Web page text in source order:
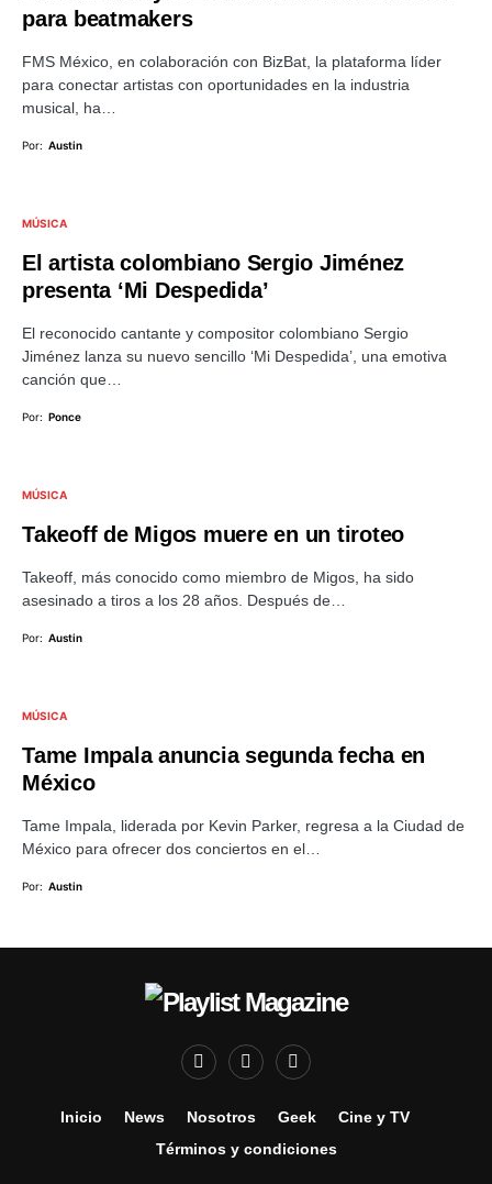
para beatmakers
FMS México, en colaboración con BizBat, la plataforma líder
para conectar artistas con oportunidades en la industria
musical, ha…
Por: Austin
MÚSICA
El artista colombiano Sergio Jiménez
presenta ‘Mi Despedida’
El reconocido cantante y compositor colombiano Sergio
Jiménez lanza su nuevo sencillo ‘Mi Despedida’, una emotiva
canción que…
Por: Ponce
MÚSICA
Takeoff de Migos muere en un tiroteo
Takeoff, más conocido como miembro de Migos, ha sido
asesinado a tiros a los 28 años. Después de…
Por: Austin
MÚSICA
Tame Impala anuncia segunda fecha en
México
Tame Impala, liderada por Kevin Parker, regresa a la Ciudad de
México para ofrecer dos conciertos en el…
Por: Austin
Inicio News Nosotros Geek
Cine y TV
Términos y condiciones